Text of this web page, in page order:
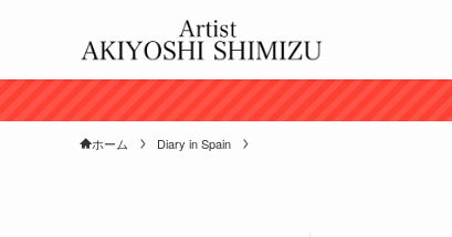
ホーム Diary in Spain